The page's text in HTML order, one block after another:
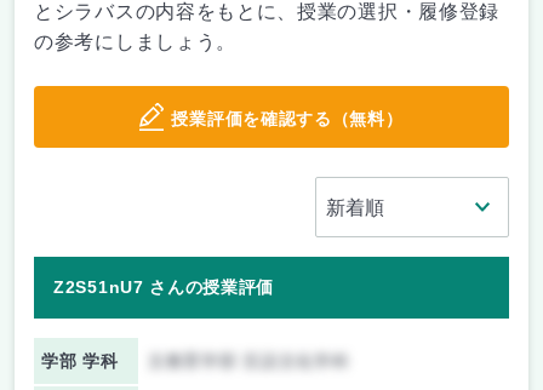
とシラバスの内容をもとに、授業の選択・履修登録
の参考にしましょう。
授業評価を確認する（無料）
Z2S51nU7 さんの授業評価
学部 学科